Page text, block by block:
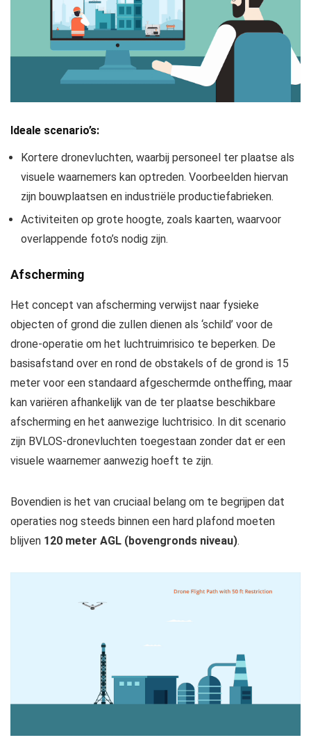
Ideale scenario’s:
Kortere dronevluchten, waarbij personeel ter plaatse als
visuele waarnemers kan optreden. Voorbeelden hiervan
zijn bouwplaatsen en industriële productiefabrieken.
Activiteiten op grote hoogte, zoals kaarten, waarvoor
overlappende foto’s nodig zijn.
Afscherming
Het concept van afscherming verwijst naar fysieke
objecten of grond die zullen dienen als ‘schild’ voor de
drone-operatie om het luchtruimrisico te beperken. De
basisafstand over en rond de obstakels of de grond is 15
meter voor een standaard afgeschermde ontheffing, maar
kan variëren afhankelijk van de ter plaatse beschikbare
afscherming en het aanwezige luchtrisico. In dit scenario
zijn BVLOS-dronevluchten toegestaan ​​zonder dat er een
visuele waarnemer aanwezig hoeft te zijn.
Bovendien is het van cruciaal belang om te begrijpen dat
operaties nog steeds binnen een hard plafond moeten
blijven 120 meter AGL (bovengronds niveau).